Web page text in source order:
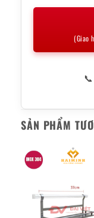
(Giao
SẢN PHẨM